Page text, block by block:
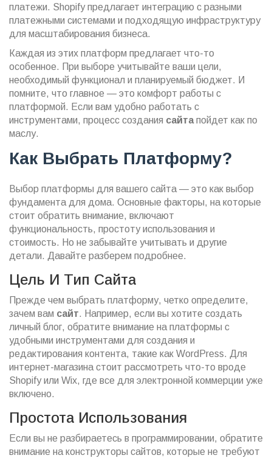
платежи. Shopify предлагает интеграцию с разными
платежными системами и подходящую инфраструктуру
для масштабирования бизнеса.
Каждая из этих платформ предлагает что-то
особенное. При выборе учитывайте ваши цели,
необходимый функционал и планируемый бюджет. И
помните, что главное — это комфорт работы с
платформой. Если вам удобно работать с
инструментами, процесс создания сайтапойдет как по
маслу.
Как Выбрать Платформу?
Выбор платформы для вашего сайта — это как выбор
фундамента для дома. Основные факторы, на которые
стоит обратить внимание, включают
функциональность, простоту использования и
стоимость. Но не забывайте учитывать и другие
детали. Давайте разберем подробнее.
Цель И Тип Сайта
Прежде чем выбрать платформу, четко определите,
зачем вам сайт. Например, если вы хотите создать
личный блог, обратите внимание на платформы с
удобными инструментами для создания и
редактирования контента, такие как WordPress. Для
интернет-магазина стоит рассмотреть что-то вроде
Shopify или Wix, где все для электронной коммерции уже
включено.
Простота Использования
Если вы не разбираетесь в программировании, обратите
внимание на конструкторы сайтов, которые не требуют